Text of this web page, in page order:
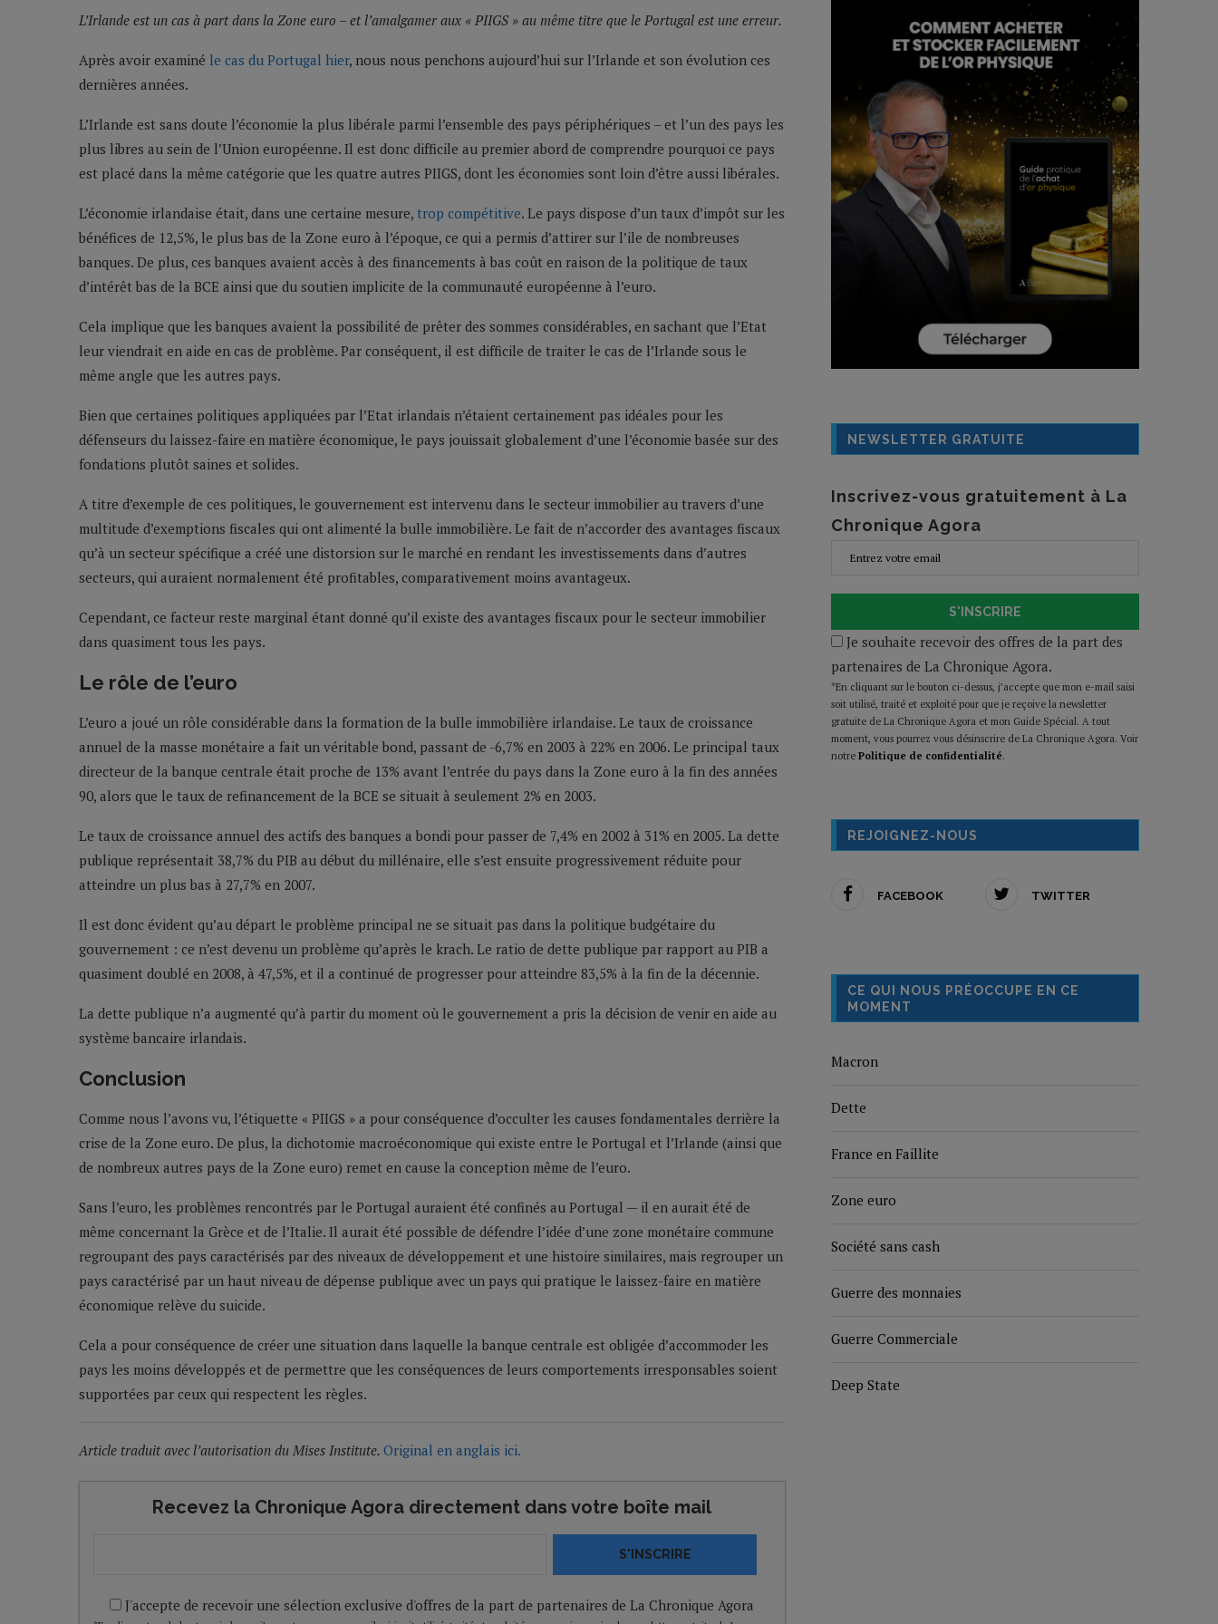
L’Irlande est un cas à part dans la Zone euro – et l’amalgamer aux « PIIGS » au même titre que le Portugal est une erreur.
Après avoir examiné le cas du Portugal hier, nous nous penchons aujourd’hui sur l’Irlande et son évolution ces
dernières années.
L’Irlande est sans doute l’économie la plus libérale parmi l’ensemble des pays périphériques – et l’un des pays les
plus libres au sein de l’Union européenne. Il est donc difficile au premier abord de comprendre pourquoi ce pays
est placé dans la même catégorie que les quatre autres PIIGS, dont les économies sont loin d’être aussi libérales.
L’économie irlandaise était, dans une certaine mesure, trop compétitive. Le pays dispose d’un taux d’impôt sur les
bénéfices de 12,5%, le plus bas de la Zone euro à l’époque, ce qui a permis d’attirer sur l’ile de nombreuses
banques. De plus, ces banques avaient accès à des financements à bas coût en raison de la politique de taux
d’intérêt bas de la BCE ainsi que du soutien implicite de la communauté européenne à l’euro.
Cela implique que les banques avaient la possibilité de prêter des sommes considérables, en sachant que l’Etat
leur viendrait en aide en cas de problème. Par conséquent, il est difficile de traiter le cas de l’Irlande sous le
même angle que les autres pays.
Bien que certaines politiques appliquées par l’Etat irlandais n’étaient certainement pas idéales pour les
défenseurs du laissez-faire en matière économique, le pays jouissait globalement d’une l’économie basée sur des
fondations plutôt saines et solides.
A titre d’exemple de ces politiques, le gouvernement est intervenu dans le secteur immobilier au travers d’une
multitude d’exemptions fiscales qui ont alimenté la bulle immobilière. Le fait de n’accorder des avantages fiscaux
qu’à un secteur spécifique a créé une distorsion sur le marché en rendant les investissements dans d’autres
secteurs, qui auraient normalement été profitables, comparativement moins avantageux.
Cependant, ce facteur reste marginal étant donné qu’il existe des avantages fiscaux pour le secteur immobilier
dans quasiment tous les pays.
Le rôle de l’euro
L’euro a joué un rôle considérable dans la formation de la bulle immobilière irlandaise. Le taux de croissance
annuel de la masse monétaire a fait un véritable bond, passant de -6,7% en 2003 à 22% en 2006. Le principal taux
directeur de la banque centrale était proche de 13% avant l’entrée du pays dans la Zone euro à la fin des années
90, alors que le taux de refinancement de la BCE se situait à seulement 2% en 2003.
Le taux de croissance annuel des actifs des banques a bondi pour passer de 7,4% en 2002 à 31% en 2005. La dette
publique représentait 38,7% du PIB au début du millénaire, elle s’est ensuite progressivement réduite pour
atteindre un plus bas à 27,7% en 2007.
Il est donc évident qu’au départ le problème principal ne se situait pas dans la politique budgétaire du
gouvernement : ce n’est devenu un problème qu’après le krach. Le ratio de dette publique par rapport au PIB a
quasiment doublé en 2008, à 47,5%, et il a continué de progresser pour atteindre 83,5% à la fin de la décennie.
La dette publique n’a augmenté qu’à partir du moment où le gouvernement a pris la décision de venir en aide au
système bancaire irlandais.
Conclusion
Comme nous l’avons vu, l’étiquette « PIIGS » a pour conséquence d’occulter les causes fondamentales derrière la
crise de la Zone euro. De plus, la dichotomie macroéconomique qui existe entre le Portugal et l’Irlande (ainsi que
de nombreux autres pays de la Zone euro) remet en cause la conception même de l’euro.
Sans l’euro, les problèmes rencontrés par le Portugal auraient été confinés au Portugal — il en aurait été de
même concernant la Grèce et de l’Italie. Il aurait été possible de défendre l’idée d’une zone monétaire commune
regroupant des pays caractérisés par des niveaux de développement et une histoire similaires, mais regrouper un
pays caractérisé par un haut niveau de dépense publique avec un pays qui pratique le laissez-faire en matière
économique relève du suicide.
Cela a pour conséquence de créer une situation dans laquelle la banque centrale est obligée d’accommoder les
pays les moins développés et de permettre que les conséquences de leurs comportements irresponsables soient
supportées par ceux qui respectent les règles.
Article traduit avec l’autorisation du Mises Institute. Original en anglais ici.
Recevez la Chronique Agora directement dans votre boîte mail
S'INSCRIRE
J'accepte de recevoir une sélection exclusive d'offres de la part de partenaires de La Chronique Agora
NEWSLETTER GRATUITE
Inscrivez-vous gratuitement à La
Chronique Agora
S'INSCRIRE
Je souhaite recevoir des offres de la part des
partenaires de La Chronique Agora.
*En cliquant sur le bouton ci-dessus, j’accepte que mon e-mail saisi
soit utilisé, traité et exploité pour que je reçoive la newsletter
gratuite de La Chronique Agora et mon Guide Spécial. A tout
moment, vous pourrez vous désinscrire de La Chronique Agora. Voir
notre Politique de confidentialité.
REJOIGNEZ-NOUS
FACEBOOK TWITTER
CE QUI NOUS PRÉOCCUPE EN CE
MOMENT
Macron
Dette
France en Faillite
Zone euro
Société sans cash
Guerre des monnaies
Guerre Commerciale
Deep State